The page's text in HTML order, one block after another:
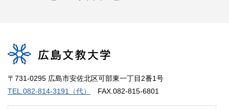
〒731-0295 広島市安佐北区可部東一丁目2番1号
TEL.082-814-3191（代）
FAX.082-815-6801